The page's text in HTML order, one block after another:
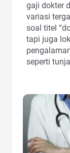
gaji dokter
variasi
soal titel
tapi juga
seperti